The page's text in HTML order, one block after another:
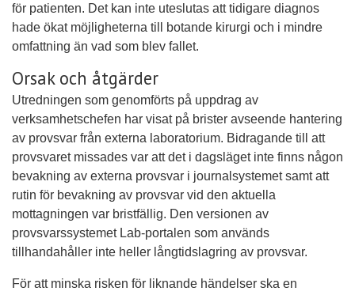
för patienten. Det kan inte uteslutas att tidigare diagnos
hade ökat möjligheterna till botande kirurgi och i mindre
omfattning än vad som blev fallet.
Orsak och åtgärder
Utredningen som genomförts på uppdrag av
verksamhetschefen har visat på brister avseende hantering
av provsvar från externa laboratorium. Bidragande till att
provsvaret missades var att det i dagsläget inte finns någon
bevakning av externa provsvar i journalsystemet samt att
rutin för bevakning av provsvar vid den aktuella
mottagningen var bristfällig. Den versionen av
provsvarssystemet Lab-portalen som används
tillhandahåller inte heller långtidslagring av provsvar.
För att minska risken för liknande händelser ska en